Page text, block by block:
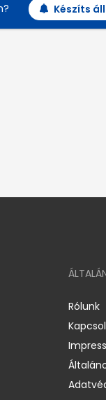
Készíts
Rólunk